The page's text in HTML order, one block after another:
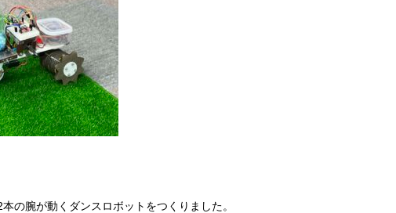
の腕が動くダンスロボットをつくりました。